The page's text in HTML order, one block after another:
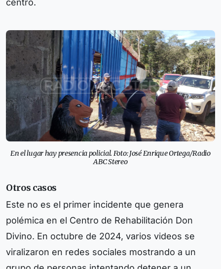
centro.
En el lugar hay presencia policial. Foto: José Enrique Ortega/Radio
ABC Stereo
Otros casos
Este no es el primer incidente que genera
polémica en el Centro de Rehabilitación Don
Divino. En octubre de 2024, varios videos se
viralizaron en redes sociales mostrando a un